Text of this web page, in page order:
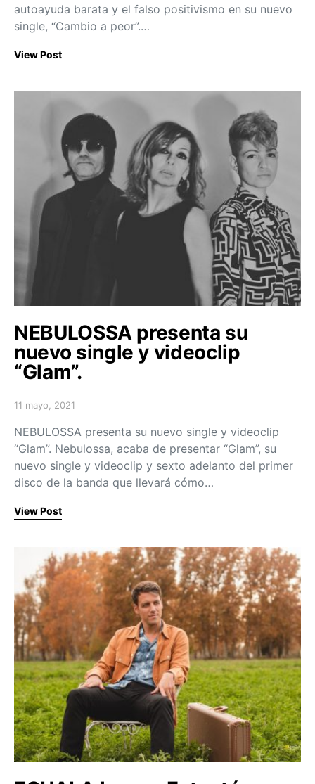
autoayuda barata y el falso positivismo en su nuevo
single, “Cambio a peor”.…
View Post
NEBULOSSA presenta su
nuevo single y videoclip
“Glam”.
Posted on
11 mayo, 2021
NEBULOSSA presenta su nuevo single y videoclip
“Glam”. Nebulossa, acaba de presentar “Glam”, su
nuevo single y videoclip y sexto adelanto del primer
disco de la banda que llevará cómo…
View Post